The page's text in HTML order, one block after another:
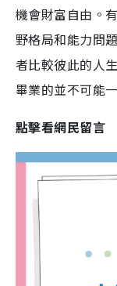
機會財富自由。
野格局和能力問
者比較彼此的人
畢業的並不可能
點擊看網民留言